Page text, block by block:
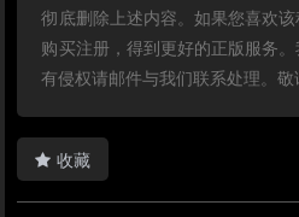
彻底删除上述内容。如果您喜欢
购买注册，得到更好的正版服务
有侵权请邮件与我们联系处理。敬
收藏